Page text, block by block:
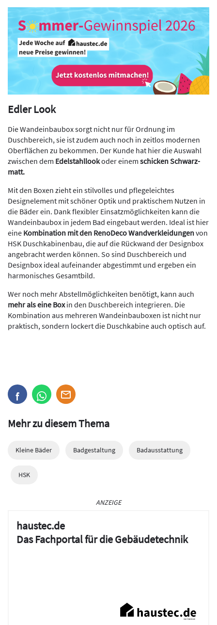
Edler Look
Die Wandeinbaubox sorgt nicht nur für Ordnung im
Duschbereich, sie ist zudem auch noch in zeitlos modernen
Oberflächen zu bekommen. Der Kunde hat hier die Auswahl
zwischen dem Edelstahllookoder einem schicken Schwarz-
matt.
Mit den Boxen zieht ein stilvolles und pflegeleichtes
Designelement mit schöner Optik und praktischem Nutzen in
die Bäder ein. Dank flexibler Einsatzmöglichkeiten kann die
Wandeinbaubox in jedem Bad eingebaut werden. Ideal ist hier
eine Kombination mit den RenoDeco Wandverkleidungenvon
HSK Duschkabinenbau, die auf die Rückwand der Designbox
angebracht werden können. So sind Duschbereich und
Designbox ideal aufeinander abgestimmt und ergeben ein
harmonisches Gesamtbild.
Wer noch mehr Abstellmöglichkeiten benötigt, kann auch
mehr als eine Boxin den Duschbereich integrieren. Die
Kombination aus mehreren Wandeinbauboxen ist nicht nur
praktisch, sondern lockert die Duschkabine auch optisch auf.
Mehr zu diesem Thema
Kleine Bäder Badgestaltung Badausstattung
HSK
ANZEIGE
haustec.de
Das Fachportal für die Gebäudetechnik